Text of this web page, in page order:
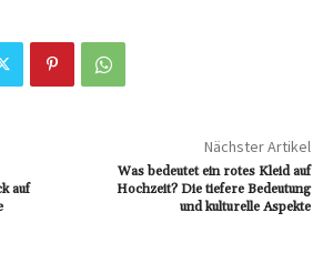
auf
Nächster Artikel
Was bedeutet ein rotes Kleid auf
Hochzeit? Die tiefere Bedeutung
und kulturelle Aspekte